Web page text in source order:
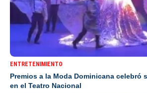
ENTRETENIMIENTO
Premios a la Moda Dominicana celebró
en el Teatro Nacional